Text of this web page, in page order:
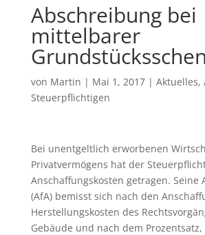
Abschreibung bei
mittelbarer
von Martin | Mai 1, 2017| Aktuelles,
Steuerpflichtigen
Bei unentgeltlich erworbenen
Privatvermögens hat der
Anschaffungskosten getragen. Seine
(AfA) bemisst sich nach den
Herstellungskosten des
Gebäude und nach dem